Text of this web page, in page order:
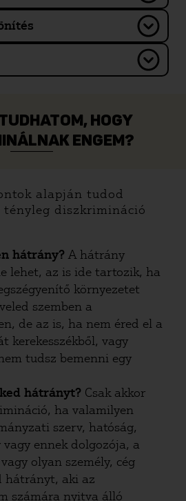
HOGY
ENGEM?
alapján tudod
diszkrimináció
hátrány? A hátrány
lehet, az is ide tartozik, ha
környezetet
szemben a
de az is, ha nem éred el a
kerekesszékből, vagy
tudsz bemenni egy
hátrányt? Csak akkor
ha valamilyen
szerv, hatóság,
ennek dolgozója, a
olyan személy, cég
hátrányt, aki az
számára nyitva álló